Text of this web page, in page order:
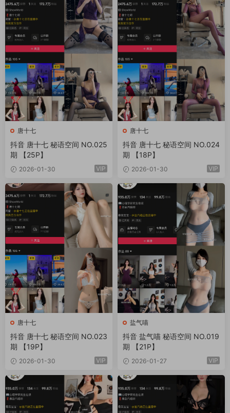
唐十七
抖音 唐十七 秘语空间 NO.025
期 【25P】
2026-01-30 VIP
唐十七
抖音 唐十七 秘语空间 NO.024
期 【18P】
2026-01-30 VIP
唐十七
抖音 唐十七 秘语空间 NO.023
期 【19P】
2026-01-30 VIP
盐气喵
抖音 盐气喵 秘语空间 NO.019
期 【21P】
2026-01-27 VIP